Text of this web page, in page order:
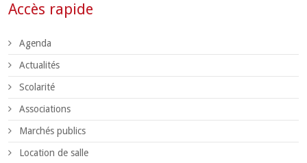
Accès rapide
Agenda
Actualités
Scolarité
Associations
Marchés publics
Location de salle